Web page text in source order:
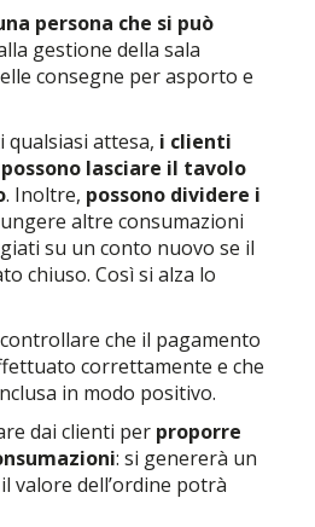
persona che si può
gestione della sala
consegne per asporto e
qualsiasi attesa, i clienti
lasciare il tavolo
. Inoltre, possono dividere i
altre consumazioni
su un conto nuovo se il
chiuso. Così si alza lo
che il pagamento
correttamente e che
in modo positivo.
dai clienti per proporre
: si genererà un
valore dell’ordine potrà